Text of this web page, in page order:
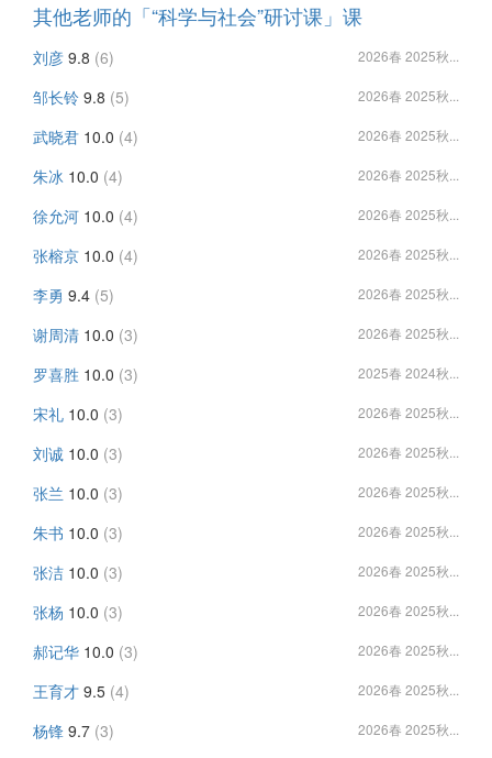
其他老师的「“科学与社会”研讨课」课
刘彦 9.8 (6) 2026春 2025秋...
邹长铃 9.8 (5) 2026春 2025秋...
武晓君 10.0 (4) 2026春 2025秋...
朱冰 10.0 (4) 2026春 2025秋...
徐允河 10.0 (4) 2026春 2025秋...
张榕京 10.0 (4) 2026春 2025秋...
李勇 9.4 (5) 2026春 2025秋...
谢周清 10.0 (3) 2026春 2025秋...
罗喜胜 10.0 (3) 2025春 2024秋...
宋礼 10.0 (3) 2026春 2025秋...
刘诚 10.0 (3) 2026春 2025秋...
张兰 10.0 (3) 2026春 2025秋...
朱书 10.0 (3) 2026春 2025秋...
张洁 10.0 (3) 2026春 2025秋...
张杨 10.0 (3) 2026春 2025秋...
郝记华 10.0 (3) 2026春 2025秋...
王育才 9.5 (4) 2026春 2025秋...
杨锋 9.7 (3) 2026春 2025秋...